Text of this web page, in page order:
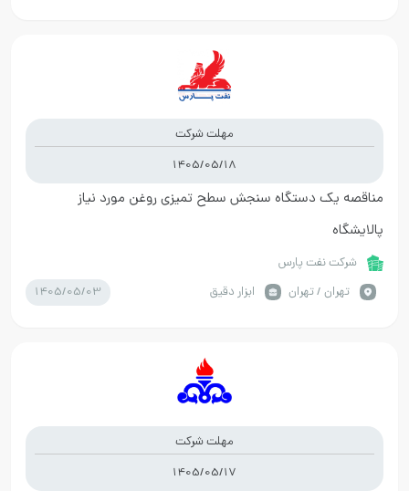
مهلت شرکت
1405/05/18
مناقصه یک دستگاه سنجش سطح تمیزی روغن مورد نیاز
پالایشگاه
شرکت نفت پارس
تهران / تهران
ابزار دقیق 1405/05/03
مهلت شرکت
1405/05/17